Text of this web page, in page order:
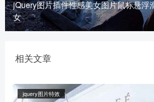
jQuery图片插件性感美女图片鼠标悬浮
女
相关文章
jquery图片特效